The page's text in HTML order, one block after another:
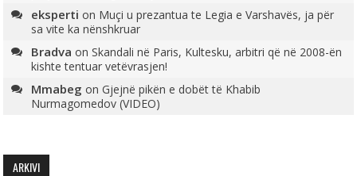
eksperti on Muçi u prezantua te Legia e Varshavës, ja për
sa vite ka nënshkruar
Bradva onSkandali në Paris, Kultesku, arbitri që në 2008-ën
kishte tentuar vetëvrasjen!
Mmabeg onGjejnë pikën e dobët të Khabib
Nurmagomedov (VIDEO)
ARKIVI